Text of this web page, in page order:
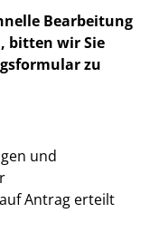
Bearbeitung
bitten wir Sie
zu
und
Antrag erteilt